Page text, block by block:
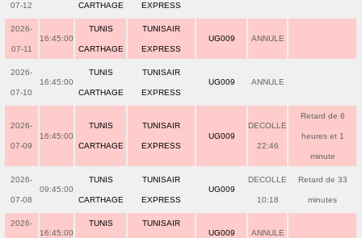
07-12 CARTHAGE EXPRESS
2026-
07-11
16:45:00
TUNIS
CARTHAGE
TUNISAIR
EXPRESS
UG009 ANNULE
2026-
07-10
16:45:00
TUNIS
CARTHAGE
TUNISAIR
EXPRESS
UG009 ANNULE
2026-
07-09
16:45:00
TUNIS
CARTHAGE
TUNISAIR
EXPRESS
UG009
DECOLLE
22:46
Retard de 6
heures et 1
minute
2026-
07-08
09:45:00
TUNIS
CARTHAGE
TUNISAIR
EXPRESS
UG009
DECOLLE
10:18
Retard de 33
minutes
2026-
16:45:00
TUNIS TUNISAIR
UG009 ANNULE